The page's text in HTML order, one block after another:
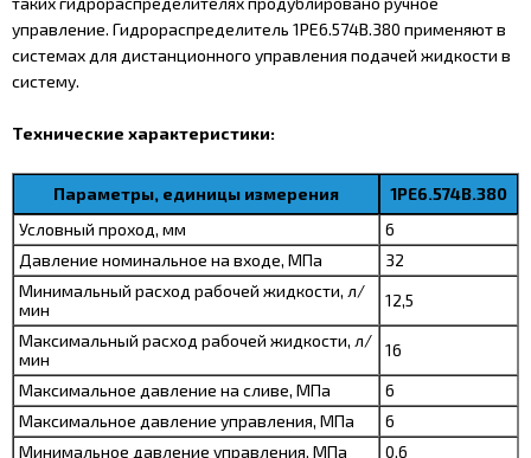
управление. Гидрораспределитель 1РЕ6.574В.380 применяют в
системах для дистанционного управления подачей жидкости в
систему.
Технические характеристики:
Параметры, единицы измерения
1РЕ6.574В.380
Условный проход, мм
6
Давление номинальное на входе, МПа
32
Минимальный расход рабочей жидкости, л/
мин
12,5
Максимальный расход рабочей жидкости, л/
мин
16
Максимальное давление на сливе, МПа
6
Максимальное давление управления, МПа
6
Минимальное давление управления, МПа
0,6